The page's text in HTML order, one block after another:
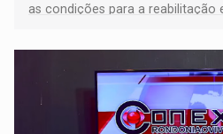
as condições para a reabilitação